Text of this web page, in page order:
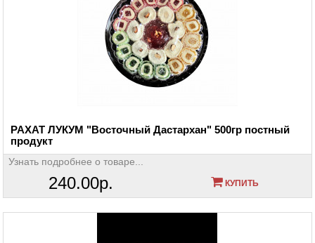
РАХАТ ЛУКУМ "Восточный Дастархан" 500гр постный
продукт
Узнать подробнее о товаре...
240.00р. КУПИТЬ